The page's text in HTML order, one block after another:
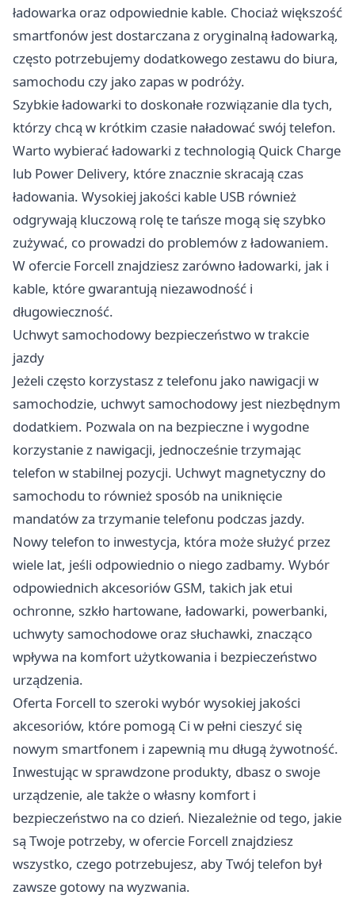
ładowarka oraz odpowiednie kable. Chociaż większość
smartfonów jest dostarczana z oryginalną ładowarką,
często potrzebujemy dodatkowego zestawu do biura,
samochodu czy jako zapas w podróży.
Szybkie ładowarki to doskonałe rozwiązanie dla tych,
którzy chcą w krótkim czasie naładować swój telefon.
Warto wybierać ładowarki z technologią Quick Charge
lub Power Delivery, które znacznie skracają czas
ładowania. Wysokiej jakości kable USB również
odgrywają kluczową rolę te tańsze mogą się szybko
zużywać, co prowadzi do problemów z ładowaniem.
W ofercie Forcell znajdziesz zarówno ładowarki, jak i
kable, które gwarantują niezawodność i
długowieczność.
Uchwyt samochodowy bezpieczeństwo w trakcie
jazdy
Jeżeli często korzystasz z telefonu jako nawigacji w
samochodzie, uchwyt samochodowy jest niezbędnym
dodatkiem. Pozwala on na bezpieczne i wygodne
korzystanie z nawigacji, jednocześnie trzymając
telefon w stabilnej pozycji. Uchwyt magnetyczny do
samochodu to również sposób na uniknięcie
mandatów za trzymanie telefonu podczas jazdy.
Nowy telefon to inwestycja, która może służyć przez
wiele lat, jeśli odpowiednio o niego zadbamy. Wybór
odpowiednich akcesoriów GSM, takich jak etui
ochronne, szkło hartowane, ładowarki, powerbanki,
uchwyty samochodowe oraz słuchawki, znacząco
wpływa na komfort użytkowania i bezpieczeństwo
urządzenia.
Oferta Forcell to szeroki wybór wysokiej jakości
akcesoriów, które pomogą Ci w pełni cieszyć się
nowym smartfonem i zapewnią mu długą żywotność.
Inwestując w sprawdzone produkty, dbasz o swoje
urządzenie, ale także o własny komfort i
bezpieczeństwo na co dzień. Niezależnie od tego, jakie
są Twoje potrzeby, w ofercie Forcell znajdziesz
wszystko, czego potrzebujesz, aby Twój telefon był
zawsze gotowy na wyzwania.